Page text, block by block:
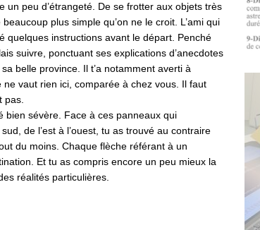
un peu d’étrangeté. De se frotter aux objets très
plus simple qu’on ne le croit. L’ami qui
quelques instructions avant le départ. Penché
suivre, ponctuant ses explications d’anecdotes
belle province. Il t’a notamment averti à
vaut rien ici, comparée à chez vous. Il faut
pas.
bien sévère. Face à ces panneaux qui
de l’est à l’ouest, tu as trouvé au contraire
du moins. Chaque flèche référant à un
Et tu as compris encore un peu mieux la
réalités particulières.